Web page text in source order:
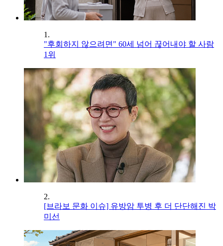
1.
"후회하지 않으려면" 60세 넘어 끊어내야 할 사람
1위
2.
[브라보 문화 이슈] 유방암 투병 후 더 단단해진 박
미선